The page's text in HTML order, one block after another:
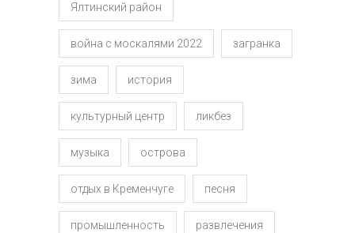
Ялтинский район
война с москалями 2022 загранка
зима история
культурный центр ликбез
музыка острова
отдых в Кременчуге песня
промышленность развлечения